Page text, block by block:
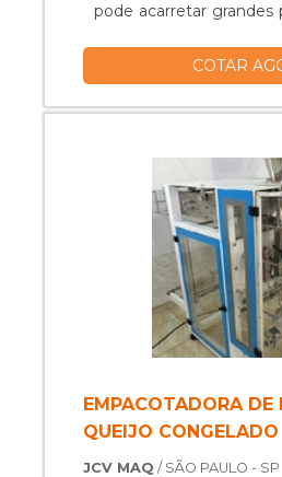
pode acarretar grandes
seladora em tais
necessidades, e
disponíveis, um
COTAR
EMPACOTADORA DE
QUEIJO CONGELADO
JCV MAQ / SÃO PAULO - SP